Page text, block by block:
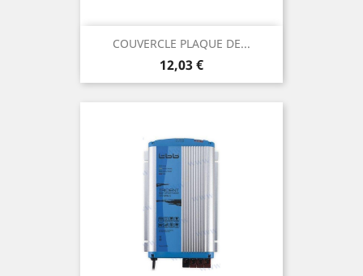
COUVERCLE PLAQUE DE...
Prix
12,03 €